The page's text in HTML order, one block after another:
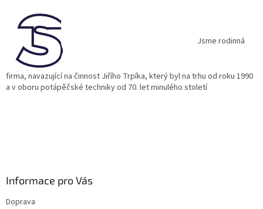
Jsme rodinná
firma, navazující na činnost Jiřího Trpíka, který byl na trhu od roku 1990
a v oboru potápěčské techniky od 70. let minulého století
Informace pro Vás
Doprava